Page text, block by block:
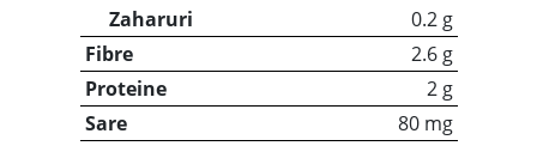
Zaharuri
0.2 g
Fibre
2.6 g
Proteine
2 g
Sare
80 mg